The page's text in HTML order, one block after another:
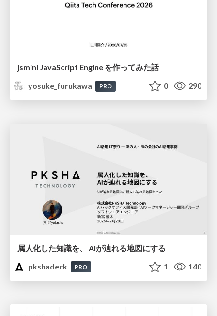
jsmini JavaScript Engine を作ってみた話
yosuke_furukawa
PRO 0 290
属人化した知識を、 AIが辿れる地図にする
pkshadeck
PRO 1 140